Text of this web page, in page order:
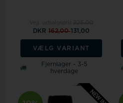
DKR162,00131,00
VÆLG VARIANT
Fjernlager - 3-5
hverdage